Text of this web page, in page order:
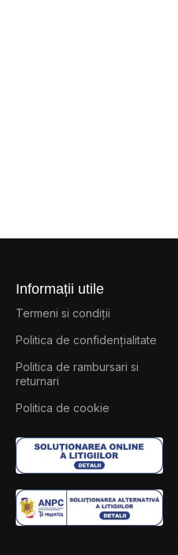
Informații utile
Termeni si condiții
Politica de confidențialitate
Politica de rambursari si
returnari
Politica de cookie